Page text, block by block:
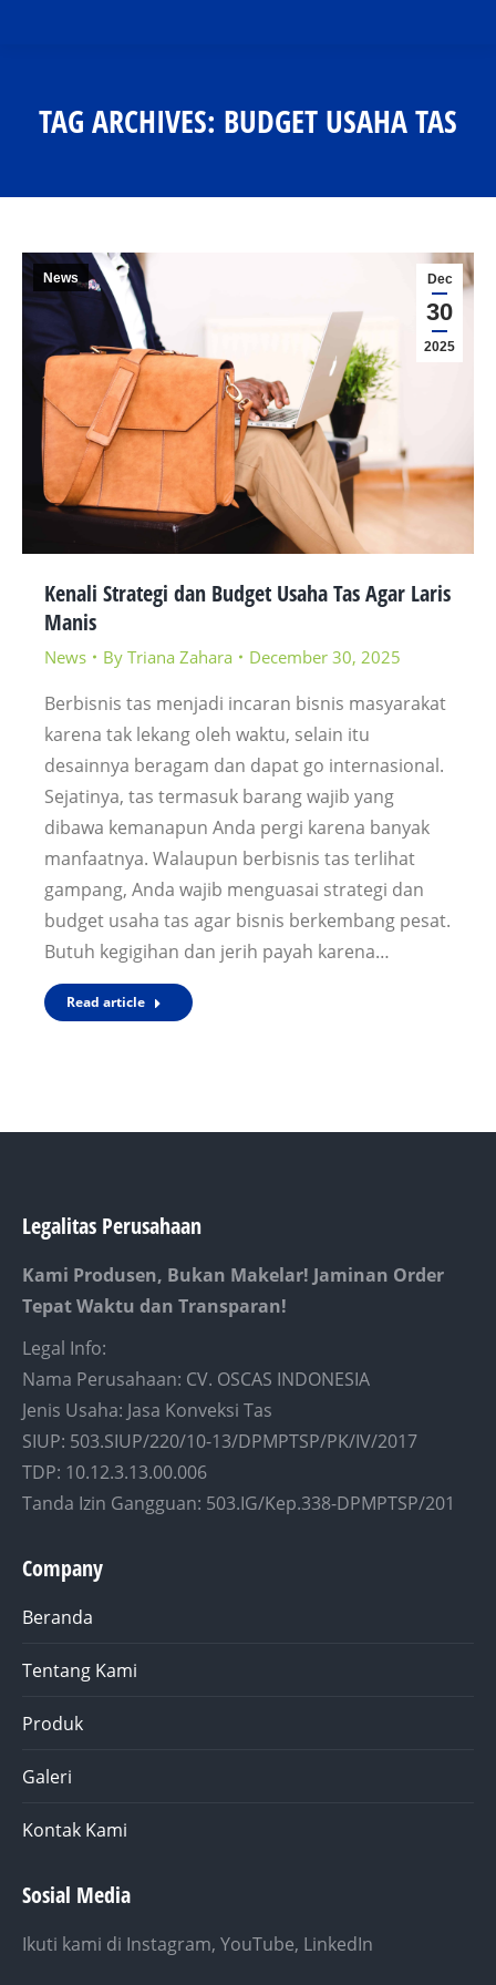
TAG ARCHIVES: BUDGET USAHA TAS
Dec
30
2025
News
Kenali Strategi dan Budget Usaha Tas Agar Laris
Manis
News By Triana Zahara December 30, 2025
Berbisnis tas menjadi incaran bisnis masyarakat
karena tak lekang oleh waktu, selain itu
desainnya beragam dan dapat go internasional.
Sejatinya, tas termasuk barang wajib yang
dibawa kemanapun Anda pergi karena banyak
manfaatnya. Walaupun berbisnis tas terlihat
gampang, Anda wajib menguasai strategi dan
budget usaha tas agar bisnis berkembang pesat.
Butuh kegigihan dan jerih payah karena…
Read article
Legalitas Perusahaan
Kami Produsen, Bukan Makelar! Jaminan Order
Tepat Waktu dan Transparan!
Legal Info:
Nama Perusahaan: CV. OSCAS INDONESIA
Jenis Usaha: Jasa Konveksi Tas
SIUP: 503.SIUP/220/10-13/DPMPTSP/PK/IV/2017
TDP: 10.12.3.13.00.006
Tanda Izin Gangguan: 503.IG/Kep.338-DPMPTSP/201
Company
Beranda
Tentang Kami
Produk
Galeri
Kontak Kami
Sosial Media
Ikuti kami di Instagram, YouTube, LinkedIn